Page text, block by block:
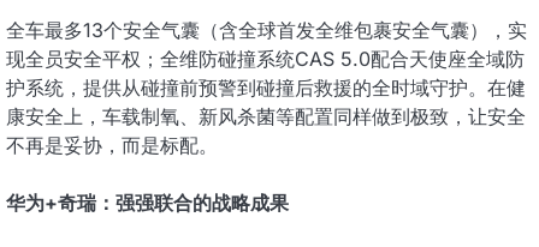
全车最多13个安全气囊（含全球首发全维包裹安全气囊），实
现全员安全平权；全维防碰撞系统CAS 5.0配合天使座全域防
护系统，提供从碰撞前预警到碰撞后救援的全时域守护。在健
康安全上，车载制氧、新风杀菌等配置同样做到极致，让安全
不再是妥协，而是标配。
华为+奇瑞：强强联合的战略成果